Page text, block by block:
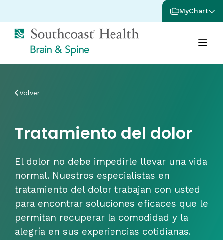
MyChart
Volver
Tratamiento del dolor
El dolor no debe impedirle llevar una vida
normal. Nuestros especialistas en
tratamiento del dolor trabajan con usted
para encontrar soluciones eficaces que le
permitan recuperar la comodidad y la
alegría en sus experiencias cotidianas.